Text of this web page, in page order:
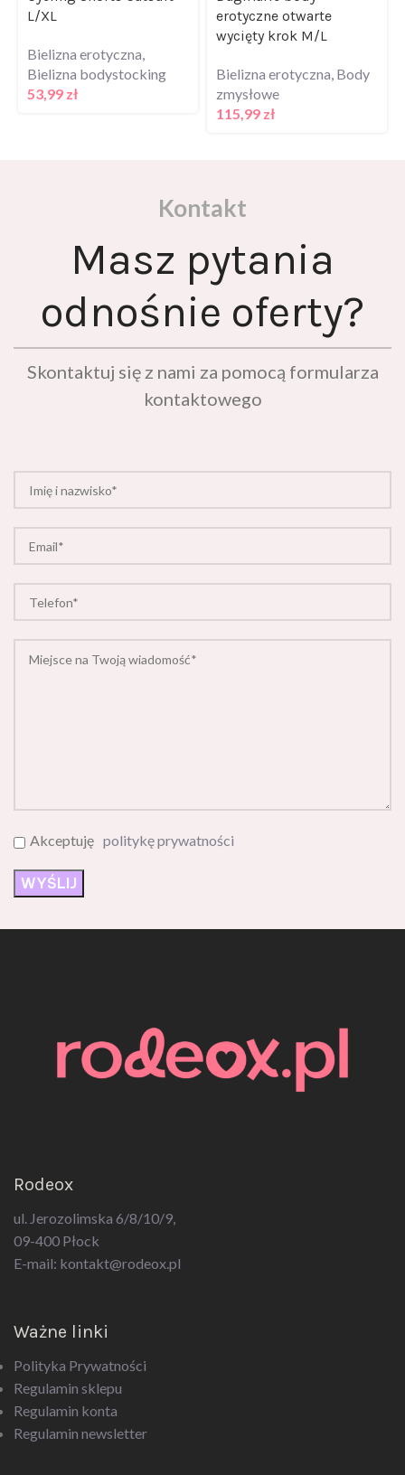
L/XL
Bielizna erotyczna
Bielizna bodystocking
53,99
zł
erotyczne otwarte
wycięty krok M/L
Bielizna erotyczna
Body
zmysłowe
115,99
zł
Kontakt
Masz pytania
odnośnie oferty?
Skontaktuj się z nami za pomocą formularza
kontaktowego
Akceptuję politykę prywatności
Rodeox
ul. Jerozolimska 6/8/10/9,
09-400 Płock
E-mail: kontakt@rodeox.pl
Ważne linki
Polityka Prywatności
Regulamin sklepu
Regulamin konta
Regulamin newsletter